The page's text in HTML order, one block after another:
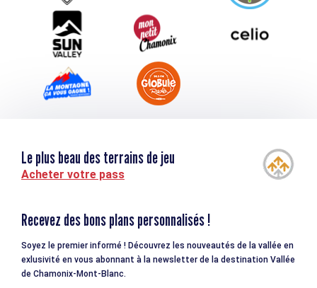
Tourisme et handicap
Le plus beau des terrains de jeu
Acheter votre pass
Recevez des bons plans personnalisés !
Soyez le premier informé ! Découvrez les nouveautés de la vallée en
exlusivité en vous abonnant à la newsletter de la destination Vallée
de Chamonix-Mont-Blanc.